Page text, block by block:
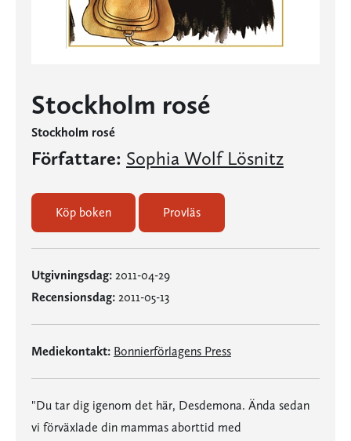
Stockholm rosé
Stockholm rosé
Författare: Sophia Wolf Lösnitz
Köp boken Provläs
Utgivningsdag: 2011-04-29
Recensionsdag: 2011-05-13
Mediekontakt: Bonnierförlagens Press
"Du tar dig igenom det här, Desdemona. Ända sedan
vi förväxlade din mammas aborttid med